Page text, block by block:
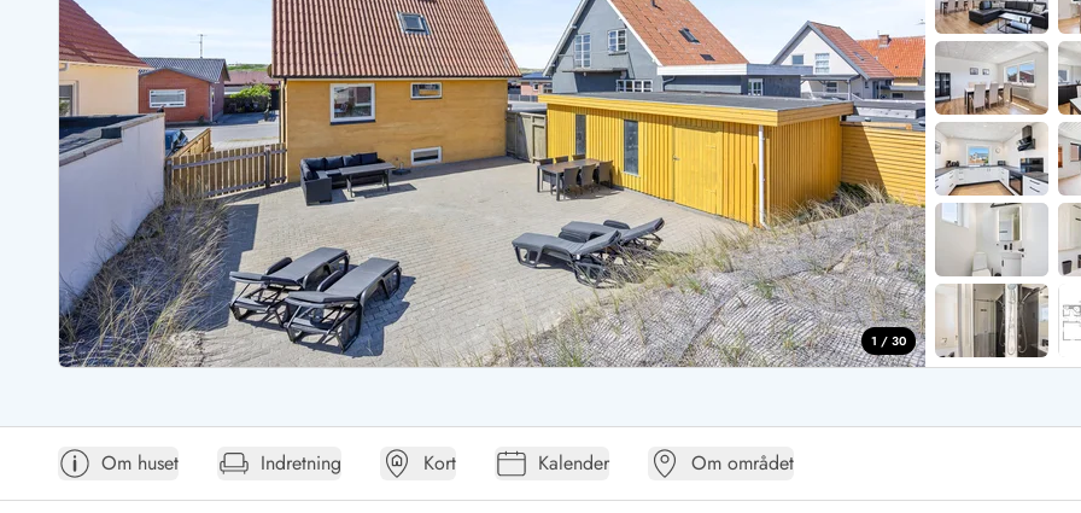
Sommerhuse i BjerregårdSommerhuse i BlåvandSommerhuse i Hvide SandeSommerhuse i Søndervig
Sommerhuse i Årgab
Sommerhuse i Arrild
Sommerhuse i Bjerregård
Sommerhuse i Blåvand
Sommerhuse i Bork Havn
Sommerhuse i Fjand
Sommerhuse på Fanø
Sommerhuse i Grærup Strand
Sommerhuse i Haurvig
Sommerhuse i Henne Strand
Sommerhuse i Ho
Sommerhuse i Houstrup
Sommerhuse i Houvig
Sommerhus på Holmsland Klit
Sommerhuse på Holmsland
Sommerhuse i Hvide Sande
Sommerhuse i Jegum
Sommerhuse i Klegod
Sommerhuse i Lodbjerg
Sommerhuse i Nr.
Sommerhuse på Rømø
Sommerhuse i Søndervig
Sommerhuse i
Sommerhuse i
Sommerhuse i Vedersø
Sommerhuse i Vejers
Sommerhuse i Vester
Esmark RejsecurityEsmark KidsVIPEsmark VIP partnerfordeleFordele hos os
Sommerhus ABC
1 / 30
Om huset Indretning Kort Kalender Om området